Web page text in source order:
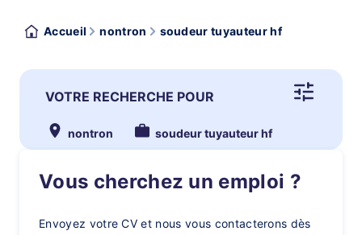
Accueil nontron soudeur tuyauteur hf
VOTRE RECHERCHE POUR
nontron soudeur tuyauteur hf
Vous cherchez un emploi ?
Envoyez votre CV et nous vous contacterons dès